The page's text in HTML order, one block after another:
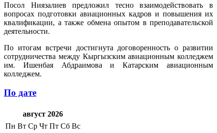
Посол Ниязалиев предложил тесно взаимодействовать в
вопросах подготовки авиационных кадров и повышения их
квалификации, а также обмена опытом в преподавательской
деятельности.
По итогам встречи достигнута договоренность о развитии
сотрудничества между Кыргызским авиационным колледжем
им. Ишенбая Абдраимова и Катарским авиационным
колледжем.
По дате
август 2026
Пн Вт Ср Чт Пт Сб Вс